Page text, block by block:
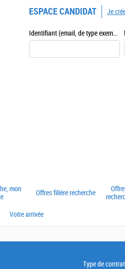
ESPACE CANDIDAT
Identifiant (email, de type exemple@exemple.fr)
Je
mon
Offres filière recherche
Votre arrivée
Type de contrat